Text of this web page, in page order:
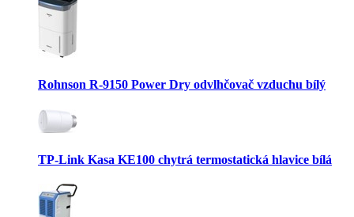
Rohnson R-9150 Power Dry odvlhčovač vzduchu bílý
TP-Link Kasa KE100 chytrá termostatická hlavice bílá